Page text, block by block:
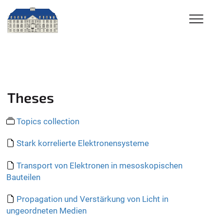
Theses
Topics collection
Stark korrelierte Elektronensysteme
Transport von Elektronen in mesoskopischen
Bauteilen
Propagation und Verstärkung von Licht in
ungeordneten Medien